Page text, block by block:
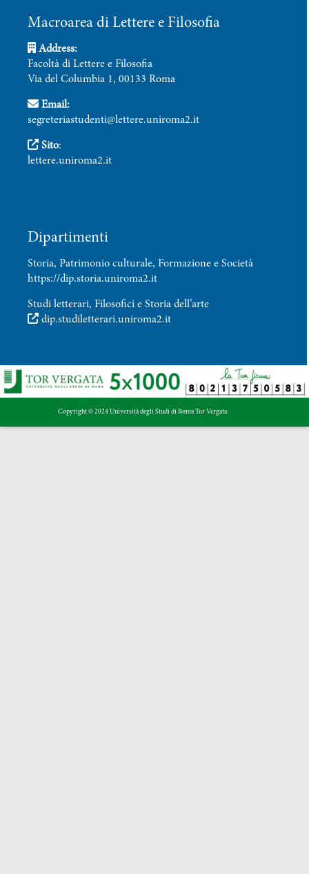
Macroarea di Lettere e Filosofia
Address:
Facoltà di Lettere e Filosofia
Via del Columbia 1, 00133 Roma
Email:
segreteriastudenti@lettere.uniroma2.it
Sito:
lettere.uniroma2.it
Dipartimenti
Storia, Patrimonio culturale, Formazione e Società
https://dip.storia.uniroma2.it
Studi letterari, Filosofici e Storia dell’arte
dip.studiletterari.uniroma2.it
Copyright © 2024 Università degli Studi di Roma Tor Vergata